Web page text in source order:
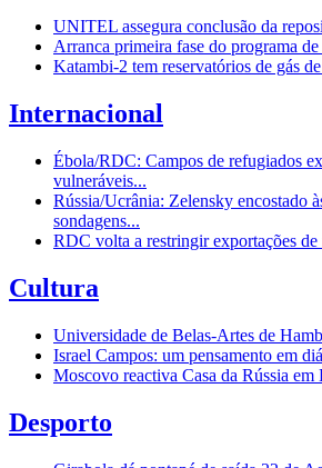
UNITEL assegura conclusão da
Arranca primeira fase do programa
Katambi-2 tem reservatórios de gás
Internacional
Ébola/RDC: Campos de refugiados
vulneráveis...
Rússia/Ucrânia: Zelensky encostado
sondagens...
RDC volta a restringir exportações de
Cultura
Universidade de Belas-Artes de
Israel Campos: um pensamento em
Moscovo reactiva Casa da Rússia em
Desporto